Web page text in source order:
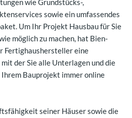
wie Grundstücks-,
sowie ein umfassendes
Um Ihr Projekt Hausbau für Sie
möglich zu machen, hat Bien-
Fertighaushersteller eine
der Sie alle Unterlagen und die
Bauprojekt immer online
seiner Häuser sowie die